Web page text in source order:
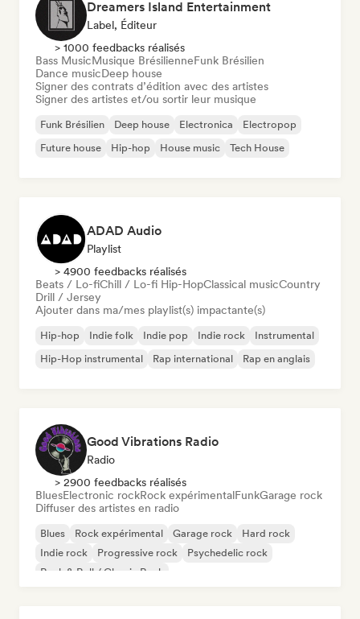
Dreamers Island Entertainment
Label, Éditeur
> 1000 feedbacks réalisés
Bass MusicMusique BrésilienneFunk Brésilien
Dance musicDeep house
Signer des contrats d’édition avec des artistes
Signer des artistes et/ou sortir leur musique
Funk Brésilien Deep house Electronica
Electropop
Future house
Hip-hop House music Tech House
ADAD Audio
Playlist
> 4900 feedbacks réalisés
Beats / Lo-fiChill / Lo-fi Hip-HopClassical musicCountry
Drill / Jersey
Ajouter dans ma/mes playlist(s) impactante(s)
Hip-hop Indie folk Indie pop Indie rock
Instrumental
Hip-Hop instrumental
Rap international Rap en anglais
Good Vibrations Radio
Radio
> 2900 feedbacks réalisés
BluesElectronic rockRock expérimentalFunkGarage rock
Diffuser des artistes en radio
Blues Rock expérimental Garage rock
Hard rock
Indie rock
Progressive rock
Psychedelic rock
Rock & Roll / Classic Rock